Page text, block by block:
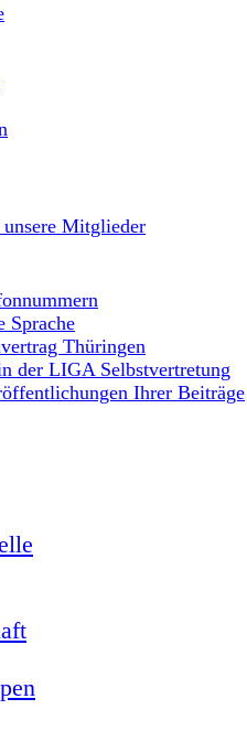
Mitglieder
Sprache
Thüringen
der LIGA Selbstvertretung
Ihrer Beiträge